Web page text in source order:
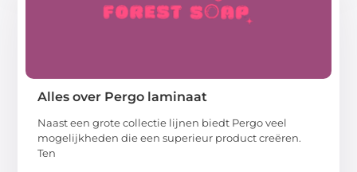
Alles over Pergo laminaat
Naast een grote collectie lijnen biedt Pergo veel
mogelijkheden die een superieur product creëren.
Ten